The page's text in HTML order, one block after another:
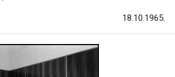
18.10.1965.